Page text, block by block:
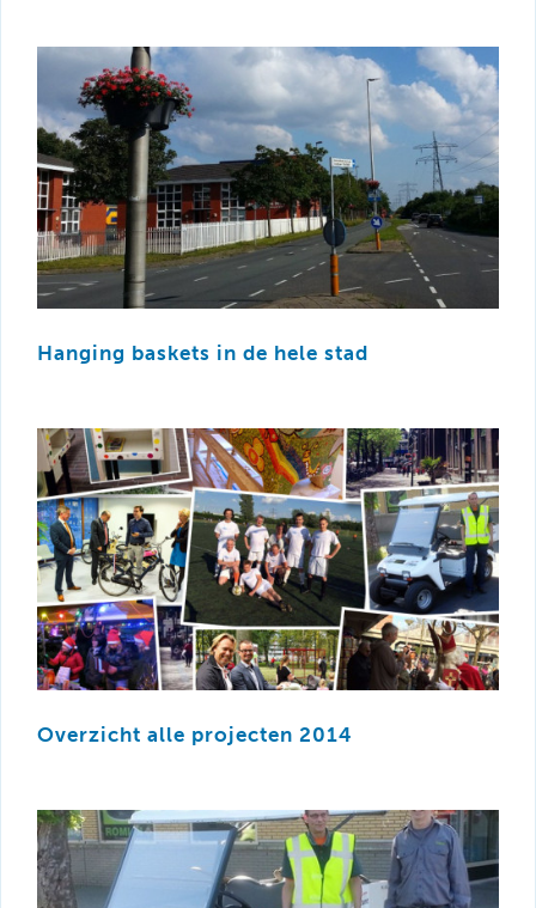
Hanging baskets in de hele stad
Overzicht alle projecten 2014